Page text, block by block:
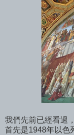
我們先前已經看過
首先是1948年以色